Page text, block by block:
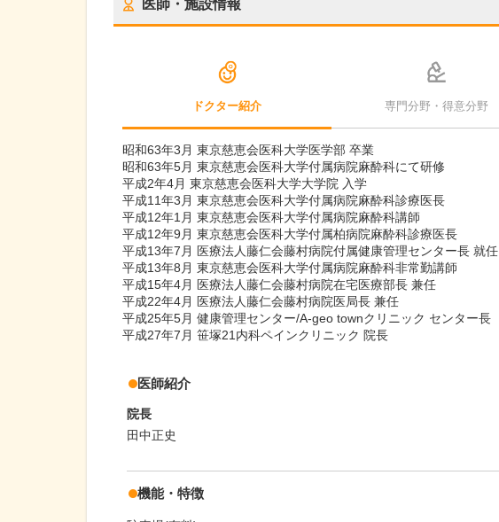
医師・施設情報
ドクター紹介 専門分野・得意分野
昭和63年3月 東京慈恵会医科大学医学部 卒業
昭和63年5月 東京慈恵会医科大学付属病院麻酔科にて研修
平成2年4月 東京慈恵会医科大学大学院 入学
平成11年3月 東京慈恵会医科大学付属病院麻酔科診療医長
平成12年1月 東京慈恵会医科大学付属病院麻酔科講師
平成12年9月 東京慈恵会医科大学付属柏病院麻酔科診療医長
平成13年7月 医療法人藤仁会藤村病院付属健康管理センター長 就任
平成13年8月 東京慈恵会医科大学付属病院麻酔科非常勤講師
平成15年4月 医療法人藤仁会藤村病院在宅医療部長 兼任
平成22年4月 医療法人藤仁会藤村病院医局長 兼任
平成25年5月 健康管理センター/A-geo townクリニック センター長
平成27年7月 笹塚21内科ペインクリニック 院長
医師紹介
院長
田中正史
機能・特徴